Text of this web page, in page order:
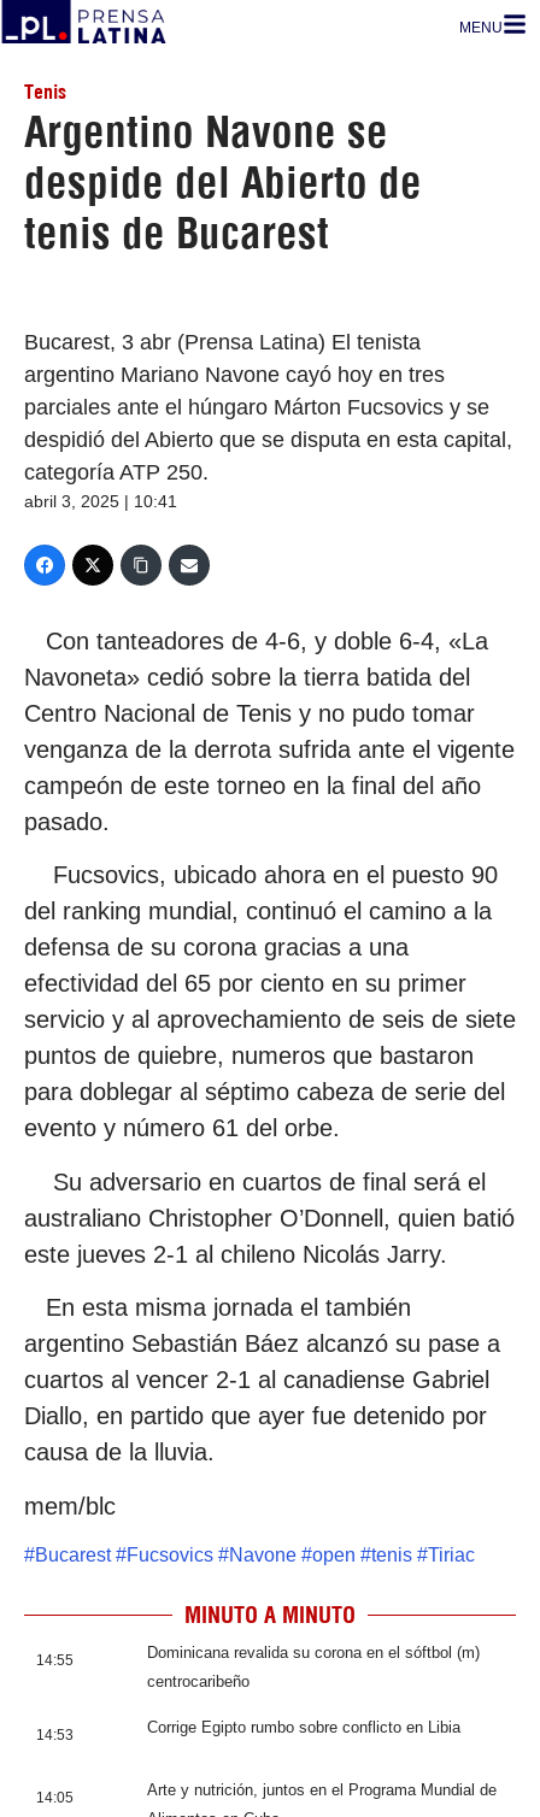
MENU
Tenis
Argentino Navone se
despide del Abierto de
tenis de Bucarest
Bucarest, 3 abr (Prensa Latina) El tenista
argentino Mariano Navone cayó hoy en tres
parciales ante el húngaro Márton Fucsovics y se
despidió del Abierto que se disputa en esta capital,
categoría ATP 250.
abril 3, 2025 | 10:41
Con tanteadores de 4-6, y doble 6-4, «La
Navoneta» cedió sobre la tierra batida del
Centro Nacional de Tenis y no pudo tomar
venganza de la derrota sufrida ante el vigente
campeón de este torneo en la final del año
pasado.
Fucsovics, ubicado ahora en el puesto 90
del ranking mundial, continuó el camino a la
defensa de su corona gracias a una
efectividad del 65 por ciento en su primer
servicio y al aprovechamiento de seis de siete
puntos de quiebre, numeros que bastaron
para doblegar al séptimo cabeza de serie del
evento y número 61 del orbe.
Su adversario en cuartos de final será el
australiano Christopher O’Donnell, quien batió
este jueves 2-1 al chileno Nicolás Jarry.
En esta misma jornada el también
argentino Sebastián Báez alcanzó su pase a
cuartos al vencer 2-1 al canadiense Gabriel
Diallo, en partido que ayer fue detenido por
causa de la lluvia.
mem/blc
#Bucarest#Fucsovics #Navone #open #tenis #Tiriac
MINUTO A MINUTO
14:55
Dominicana revalida su corona en el sóftbol (m)
centrocaribeño
14:53 Corrige Egipto rumbo sobre conflicto en Libia
14:05
Arte y nutrición, juntos en el Programa Mundial de